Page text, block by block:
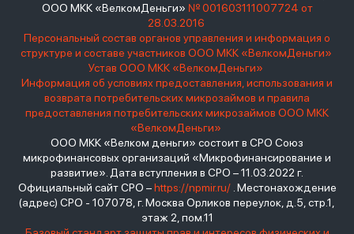
ООО МКК «ВелкомДеньги» № 001603111007724 от
28.03.2016
Персональный состав органов управления и информация о
структуре и составе участников ООО МКК «ВелкомДеньги»
Устав ООО МКК «ВелкомДеньги»
Информация об условиях предоставления, использования и
возврата потребительских микрозаймов и правила
предоставления потребительских микрозаймов ООО МКК
«ВелкомДеньги»
ООО МКК «Велком деньги» состоит в СРО Союз
микрофинансовых организаций «Микрофинансирование и
развитие». Дата вступления в СРО – 11.03.2022 г.
Официальный сайт СРО –https://npmir.ru/. Местонахождение
(адрес) СРО - 107078, г. Москва Орликов переулок, д.5, стр.1,
этаж 2, пом.11